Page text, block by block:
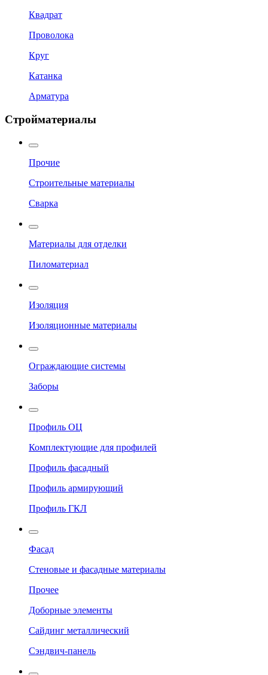
Квадрат
Проволока
Круг
Катанка
Арматура
Стройматериалы
Прочие
Строительные материалы
Сварка
Материалы для отделки
Пиломатериал
Изоляция
Изоляционные материалы
Ограждающие системы
Заборы
Профиль ОЦ
Комплектующие для профилей
Профиль фасадный
Профиль армирующий
Профиль ГКЛ
Фасад
Стеновые и фасадные материалы
Прочее
Доборные элементы
Сайдинг металлический
Сэндвич-панель